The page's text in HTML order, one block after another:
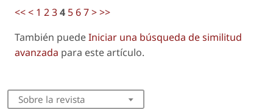
<<< 1 234 567>>>
También puedeIniciar una búsqueda de similitud
avanzada para este artículo.
Sobre la revista